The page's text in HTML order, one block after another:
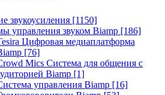
звукоусиления [1150]
управления звуком Biamp [186]
Цифровая медиаплатформа
[76]
Mics Система для общения с
Biamp [1]
управления Biamp [16]